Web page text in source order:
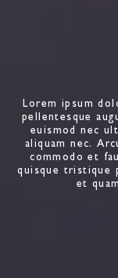
Lorem ipsum
pellentesque
euismod nec
aliquam nec.
commodo et
quisque tristique
et